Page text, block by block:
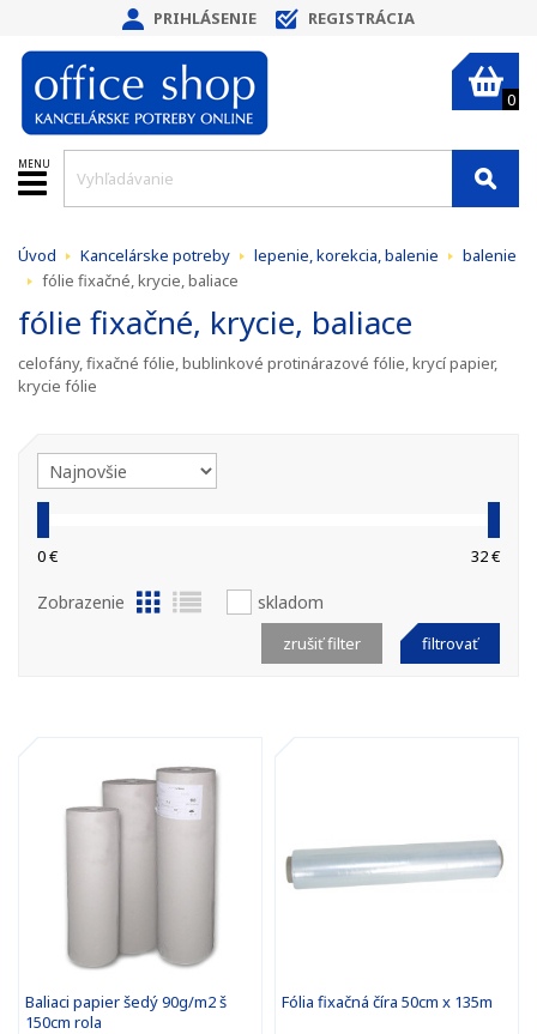
PRIHLÁSENIE REGISTRÁCIA
0
MENU
Úvod Kancelárske potreby lepenie, korekcia, balenie
balenie
fólie fixačné, krycie, baliace
fólie fixačné, krycie, baliace
celofány, fixačné fólie, bublinkové protinárazové fólie, krycí papier,
krycie fólie
0 € 32 €
Zobrazenie skladom
filtrovať
zrušiť filter
Baliaci papier šedý 90g/m2 š
150cm rola
Fólia fixačná číra 50cm x 135m